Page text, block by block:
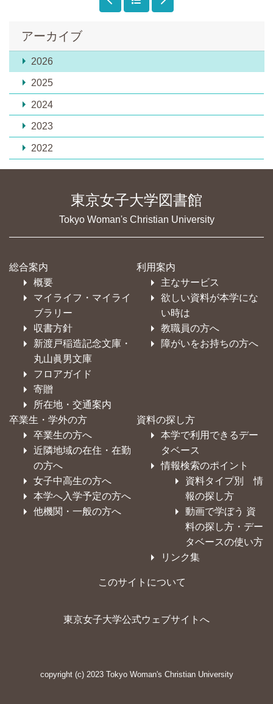
アーカイブ
2026
2025
2024
2023
2022
東京女子大学図書館
Tokyo Woman's Christian University
総合案内
概要
マイライフ・マイライ
ブラリー
収書方針
新渡戸稲造記念文庫・
丸山眞男文庫
フロアガイド
寄贈
所在地・交通案内
利用案内
主なサービス
欲しい資料が本学にな
い時は
教職員の方へ
障がいをお持ちの方へ
卒業生・学外の方
卒業生の方へ
近隣地域の在住・在勤
の方へ
女子中高生の方へ
本学へ入学予定の方へ
他機関・一般の方へ
資料の探し方
本学で利用できるデー
タベース
情報検索のポイント
資料タイプ別 情
報の探し方
動画で学ぼう 資
料の探し方・デー
タベースの使い方
リンク集
このサイトについて
東京女子大学公式ウェブサイトへ
copyright (c) 2023 Tokyo Woman's Christian University